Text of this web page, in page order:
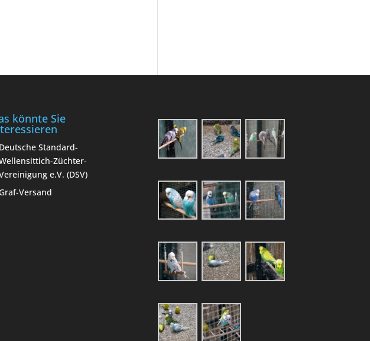
könnte Sie
Deutsche Standard-
Züchter-
e.V. (DSV)
Versand